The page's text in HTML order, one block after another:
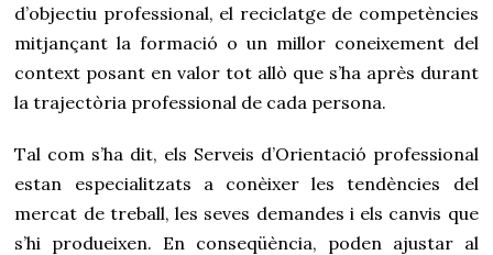
d’objectiu professional, el reciclatge de competències
mitjançant la formació o un millor coneixement del
context posant en valor tot allò que s’ha après durant
la trajectòria professional de cada persona.
Tal com s’ha dit, els Serveis d’Orientació professional
estan especialitzats a conèixer les tendències del
mercat de treball, les seves demandes i els canvis que
s’hi produeixen. En conseqüència, poden ajustar al